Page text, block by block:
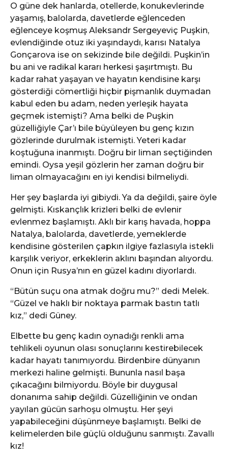
O güne dek hanlarda, otellerde, konukevlerinde
yaşamış, balolarda, davetlerde eğlenceden
eğlenceye koşmuş Aleksandr Sergeyeviç Puşkin,
evlendiğinde otuz iki yaşındaydı, karısı Natalya
Gonçarova ise on sekizinde bile değildi. Puşkin’in
bu ani ve radikal kararı herkesi şaşırtmıştı. Bu
kadar rahat yaşayan ve hayatın kendisine karşı
gösterdiği cömertliği hiçbir pişmanlık duymadan
kabul eden bu adam, neden yerleşik hayata
geçmek istemişti? Ama belki de Puşkin
güzelliğiyle Çar’ı bile büyüleyen bu genç kızın
gözlerinde durulmak istemişti. Yeteri kadar
koştuğuna inanmıştı. Doğru bir liman seçtiğinden
emindi. Oysa yeşil gözlerin her zaman doğru bir
liman olmayacağını en iyi kendisi bilmeliydi.
Her şey başlarda iyi gibiydi. Ya da değildi, şaire öyle
gelmişti. Kıskançlık krizleri belki de evlenir
evlenmez başlamıştı. Aklı bir karış havada, hoppa
Natalya, balolarda, davetlerde, yemeklerde
kendisine gösterilen çapkın ilgiye fazlasıyla istekli
karşılık veriyor, erkeklerin aklını başından alıyordu.
Onun için Rusya’nın en güzel kadını diyorlardı.
“Bütün suçu ona atmak doğru mu?” dedi Melek.
“Güzel ve haklı bir noktaya parmak bastın tatlı
kız,” dedi Güney.
Elbette bu genç kadın oynadığı renkli ama
tehlikeli oyunun olası sonuçlarını kestirebilecek
kadar hayatı tanımıyordu. Birdenbire dünyanın
merkezi haline gelmişti. Bununla nasıl başa
çıkacağını bilmiyordu. Böyle bir duygusal
donanıma sahip değildi. Güzelliğinin ve ondan
yayılan gücün sarhoşu olmuştu. Her şeyi
yapabileceğini düşünmeye başlamıştı. Belki de
kelimelerden bile güçlü olduğunu sanmıştı. Zavallı
kız!